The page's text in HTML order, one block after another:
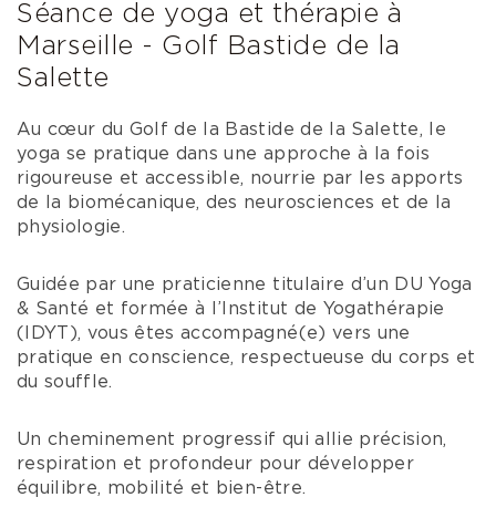
Séance de yoga et thérapie à
Marseille - Golf Bastide de la
Salette
Au cœur du Golf de la Bastide de la Salette, le
yoga se pratique dans une approche à la fois
rigoureuse et accessible, nourrie par les apports
de la biomécanique, des neurosciences et de la
physiologie.
Guidée par une praticienne titulaire d’un DU Yoga
& Santé et formée à l’Institut de Yogathérapie
(IDYT), vous êtes accompagné(e) vers une
pratique en conscience, respectueuse du corps et
du souffle.
Un cheminement progressif qui allie précision,
respiration et profondeur pour développer
équilibre, mobilité et bien-être.